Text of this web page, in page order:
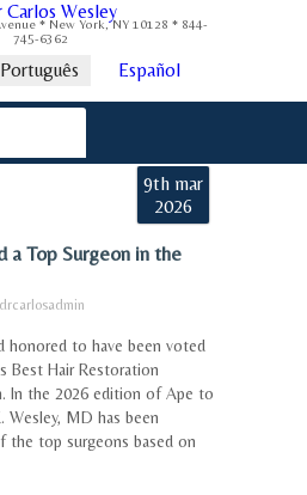
* New York, NY 10128 * 844-
745-6362
Português Español
9th mar
2026
a Top Surgeon in the
drcarlosadmin
honored to have been voted
Best Hair Restoration
In the 2026 edition of Ape to
Wesley, MD has been
the top surgeons based on